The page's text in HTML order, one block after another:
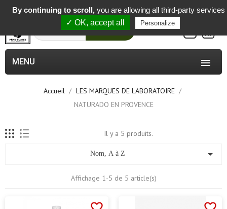
-
Rechercher

MENU
Accueil
LES MARQUES DE LABORATOIRE
NATURADO EN PROVENCE
Il y a 5 produits.
Nom, A à Z 
Affichage 1-5 de 5 article(s)
By continuing to scroll, you are allowing all third-party services
✓ OK, accept all
Personalize